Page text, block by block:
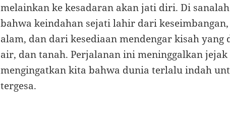
melainkan ke kesadaran akan jati diri. Di
bahwa keindahan sejati lahir dari
alam, dan dari kesediaan mendengar kisah yang
air, dan tanah. Perjalanan ini meninggalkan
mengingatkan kita bahwa dunia terlalu indah
tergesa.